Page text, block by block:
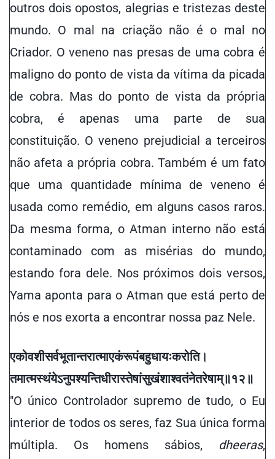
outros dois opostos, alegrias e tristezas deste
mundo. O mal na criação não é o mal no
Criador. O veneno nas presas de uma cobra é
maligno do ponto de vista da vítima da picada
de cobra. Mas do ponto de vista da própria
cobra, é apenas uma parte de sua
constituição. O veneno prejudicial a terceiros
não afeta a própria cobra. Também é um fato
que uma quantidade mínima de veneno é
usada como remédio, em alguns casos raros.
Da mesma forma, o Atman interno não está
contaminado com as misérias do mundo,
estando fora dele. Nos próximos dois versos,
Yama aponta para o Atman que está perto de
nós e nos exorta a encontrar nossa paz Nele.
एकोवशीसर्वभूतान्तरात्माएकंरूपंबहुधायःकरोति।
तमात्मस्थंयेऽनुपश्यन्तिधीरास्तेषांसुखंशाश्वतंनेतरेषाम्॥१२॥
"O único Controlador supremo de tudo, o Eu
interior de todos os seres, faz Sua única forma
múltipla. Os homens sábios, dheeras,